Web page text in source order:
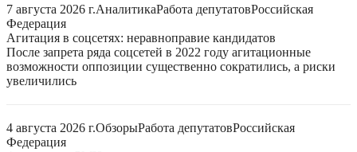
7 августа 2026 г.АналитикаРабота депутатовРоссийская
Федерация
Агитация в соцсетях: неравноправие кандидатов
После запрета ряда соцсетей в 2022 году агитационные
возможности оппозиции существенно сократились, а риски
увеличились
4 августа 2026 г.ОбзорыРабота депутатовРоссийская
Федерация